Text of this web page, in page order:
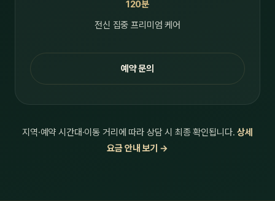
120분
전신 집중 프리미엄 케어
예약 문의
지역·예약 시간대·이동 거리에 따라 상담 시 최종 확인됩니다.상세
요금 안내 보기 →